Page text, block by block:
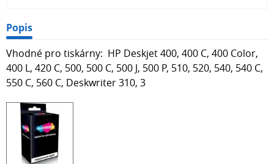
Popis
Vhodné pro tiskárny: HP Deskjet 400, 400 C, 400 Color,
400 L, 420 C, 500, 500 C, 500 J, 500 P, 510, 520, 540, 540 C,
550 C, 560 C, Deskwriter 310, 3